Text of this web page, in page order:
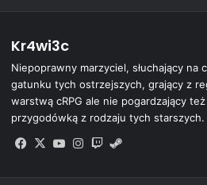
Kr4wi3c
Niepoprawny marzyciel, słuchający
gatunku tych ostrzejszych, grający z
warstwą cRPG ale nie pogardzający
przygodówką z rodzaju tych starszych.
Fa
X
Yo Ins Tw